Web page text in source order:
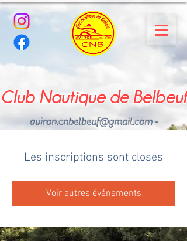
Club Nautique de Belbeuf
aviron.cnbelbeuf@gmail.com-
Les inscriptions sont closes
Voir autres événements